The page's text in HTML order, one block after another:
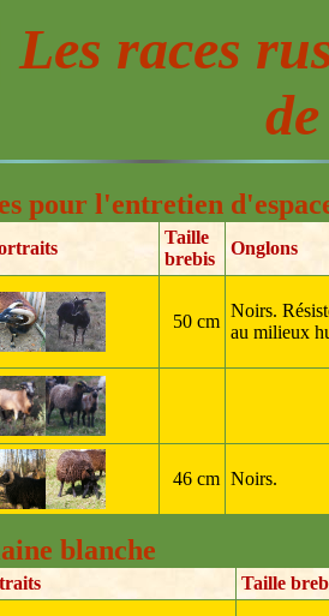
Les races
pour l'entretien
Taille
brebis
Onglons
50 cm
Noirs.
au milieux
46 cm Noirs.
blanche
Taille